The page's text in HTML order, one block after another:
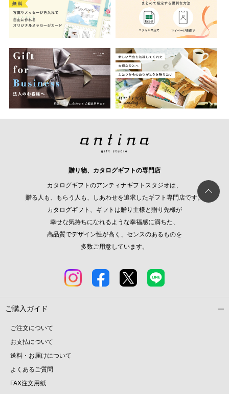
贈り物、カタログギフトの専門店
カタログギフトのアンティナギフトスタジオは、
贈る人も、もらう人も、しあわせを追求したギフト専門店です。
カタログギフト、ギフトは贈り主様と贈り先様が
幸せな気持ちになれるような幸福感に満ちた、
高品質でデザイン性が高く、センスのあるものを
多数ご用意しています。
ご購入ガイド
ご注文について
お支払について
送料・お届けについて
よくあるご質問
FAX注文用紙